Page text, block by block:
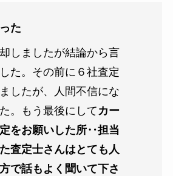
た
しましたが結論から言
た。その前に６社査定
したが、人間不信にな
。もう最後にして カー
をお願いした所‥担当
査定士さんはとても人
で話もよく聞いて下さ